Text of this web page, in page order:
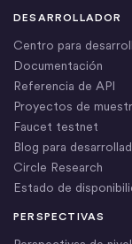
DESARROLLADOR
Centro para
Documentación
Referencia de API
Proyectos de
Faucet testnet
Blog para
Circle Research
Estado de
PERSPECTIVAS